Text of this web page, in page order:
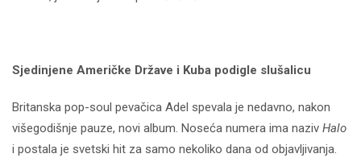
Sjedinjene Američke Države i Kuba podigle slušalicu
Britanska pop-soul pevačica Adel spevala je nedavno, nakon
višegodišnje pauze, novi album. Noseća numera ima naziv Halo
i postala je svetski hit za samo nekoliko dana od objavljivanja.